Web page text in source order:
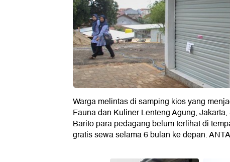
Warga melintas di samping kios yang
Fauna dan Kuliner Lenteng Agung,
Barito para pedagang belum terlihat di
gratis sewa selama 6 bulan ke depan.